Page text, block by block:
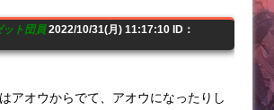
ット団員2022/10/31(月) 11:17:10 ID：
アオウからでて、アオウになったりし